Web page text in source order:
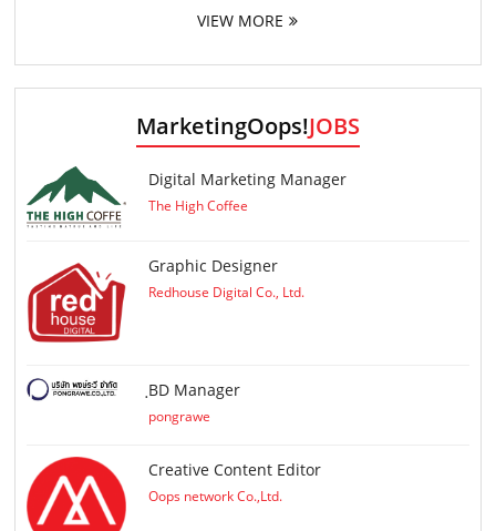
VIEW MORE
MarketingOops!JOBS
Digital Marketing Manager
The High Coffee
Graphic Designer
Redhouse Digital Co., Ltd.
ฺBD Manager
pongrawe
Creative Content Editor
Oops network Co.,Ltd.